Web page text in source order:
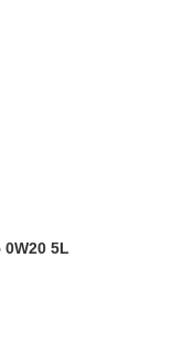
0W20 5L